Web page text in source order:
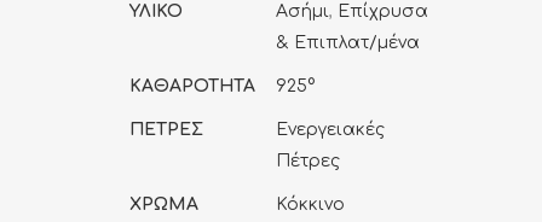
ΥΛΙΚΟ Ασήμι, Επίχρυσα
& Επιπλατ/μένα
ΚΑΘΑΡΟΤΗΤΑ 925°
ΠΕΤΡΕΣ
Ενεργειακές
Πέτρες
ΧΡΩΜΑ
Κόκκινο